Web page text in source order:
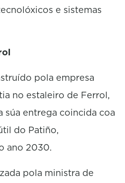
e sistemas
pola empresa
no estaleiro de Ferrol,
súa entrega coincida coa
do Patiño,
ano 2030.
pola ministra de